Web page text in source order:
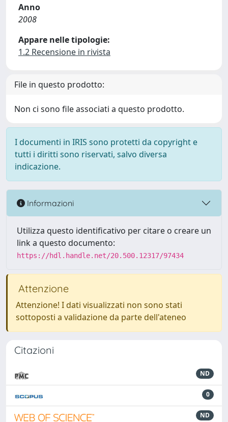
Anno
2008
Appare nelle tipologie:
1.2 Recensione in rivista
File in questo prodotto:
Non ci sono file associati a questo prodotto.
I documenti in IRIS sono protetti da copyright e
tutti i diritti sono riservati, salvo diversa
indicazione.
Informazioni
Utilizza questo identificativo per citare o creare un
link a questo documento:
https://hdl.handle.net/20.500.12317/97434
Attenzione
Attenzione! I dati visualizzati non sono stati
sottoposti a validazione da parte dell'ateneo
Citazioni
ND
0
ND